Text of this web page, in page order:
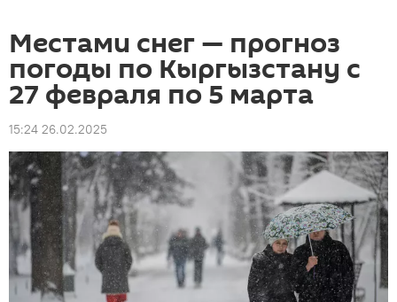
Местами снег — прогноз
погоды по Кыргызстану с
27 февраля по 5 марта
15:24 26.02.2025